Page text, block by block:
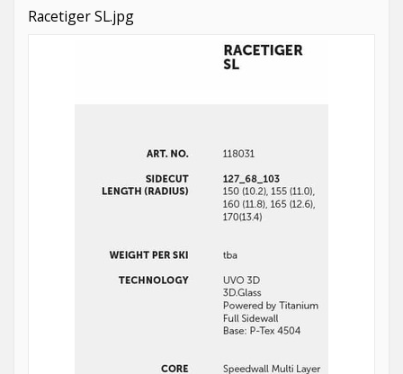
Racetiger SL.jpg